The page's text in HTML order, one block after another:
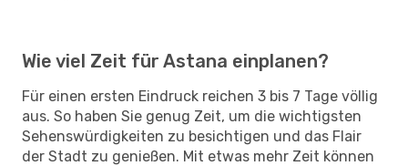
Wie viel Zeit für Astana einplanen?
Für einen ersten Eindruck reichen 3 bis 7 Tage völlig
aus. So haben Sie genug Zeit, um die wichtigsten
Sehenswürdigkeiten zu besichtigen und das Flair
der Stadt zu genießen. Mit etwas mehr Zeit können